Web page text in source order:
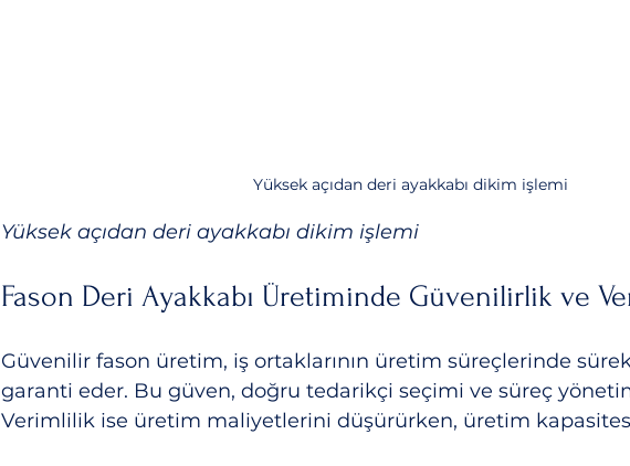
Yüksek açıdan deri ayakkabı dikim işlemi
Yüksek açıdan deri ayakkabı dikim işlemi
Fason Deri Ayakkabı Üretiminde Güvenilirlik ve
Güvenilir fason üretim, iş ortaklarının üretim süreçlerinde
garanti eder. Bu güven, doğru tedarikçi seçimi ve süreç
Verimlilik ise üretim maliyetlerini düşürürken, üretim